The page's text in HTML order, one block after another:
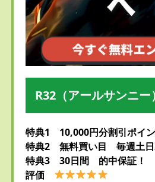
R32（アールサンニー）
特典1 10,000円分割引ポイ
特典2 無料買い目 毎週土日
特典3 30日間 的中保証！
評価